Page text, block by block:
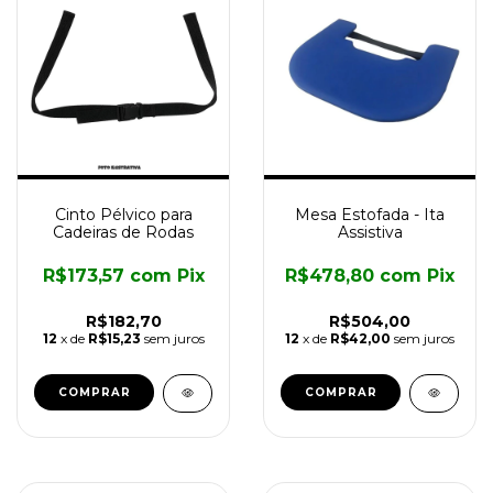
Cinto Pélvico para
Cadeiras de Rodas
R$182,70
R$173,57 com Pix
12 x de R$15,23 sem juros
Mesa Estofada - Ita
Assistiva
R$504,00
R$478,80 com Pix
12 x de R$42,00 sem juros